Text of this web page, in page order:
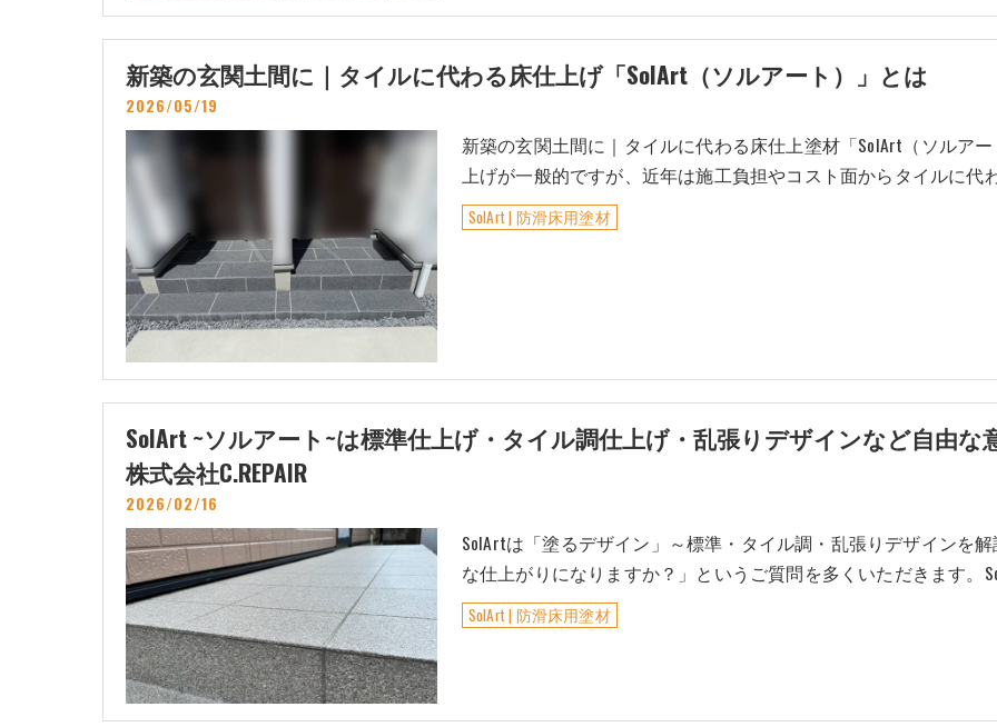
新築の玄関土間に｜タイルに代わる床仕上げ「SolArt（ソルアート）」とは
2026/05/19
新築の玄関土間に｜タイルに代わる床仕上塗材「SolArt（ソルア
上げが一般的ですが、近年は施工負担やコスト面からタイルに
SolArt | 防滑床用塗材
SolArt ~ソルアート~は標準仕上げ・タイル調仕上げ・乱張りデザインなど自
株式会社C.REPAIR
2026/02/16
SolArtは「塗るデザイン」～標準・タイル調・乱張りデザインを
な仕上がりになりますか？」というご質問を多くいただきます。
SolArt | 防滑床用塗材